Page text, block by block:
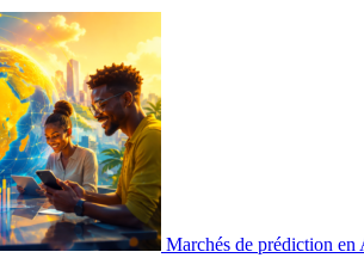
Marchés de prédiction